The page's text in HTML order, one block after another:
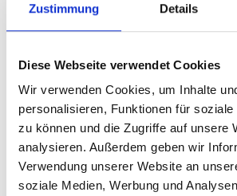
Zustimmung Details
Diese Webseite verwendet Cookies
Wir verwenden Cookies, um Inhalte
personalisieren, Funktionen für soziale
zu können und die Zugriffe auf unsere
analysieren. Außerdem geben wir
Verwendung unserer Website an
soziale Medien, Werbung und
Wiener Philharmoniker
411,93€
kaufen
376,90€
verkaufen
Produkt aufrufen